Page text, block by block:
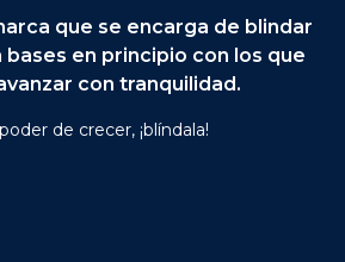
que se encarga de blindar
bases en principio con los que
con tranquilidad.
de crecer, ¡blíndala!